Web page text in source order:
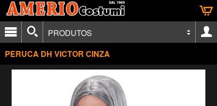
PRODUTOS
PERUCA DH VICTOR CINZA